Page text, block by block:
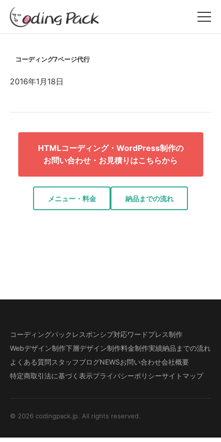
コーディング7ページ代行
2016年1月18日
HTMLコーディング・WordPress制作の
お問い合わせ・お見積りはこちらから
メニュー・料金 納品までの流れ
コーディングパック レスポンシブ対応ワードプレス制作
Webデザイン制作下層デザイン制作料金制作実績納品までの流れ
よくある質問スタッフブログNEWSお問い合わせ会社概要
特定商取引法に基づく表示プライバシーポリシーサイトマップ
© 2026 codingpack.jp. All rights reserved.